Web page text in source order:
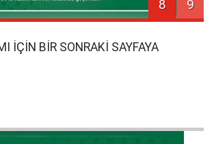
8 9
İÇİN BİR SONRAKİ SAYFAYA